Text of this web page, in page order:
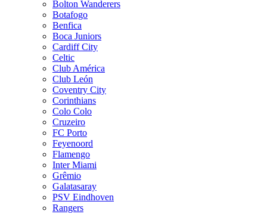
Bolton Wanderers
Botafogo
Benfica
Boca Juniors
Cardiff City
Celtic
Club América
Club León
Coventry City
Corinthians
Colo Colo
Cruzeiro
FC Porto
Feyenoord
Flamengo
Inter Miami
Grêmio
Galatasaray
PSV Eindhoven
Rangers